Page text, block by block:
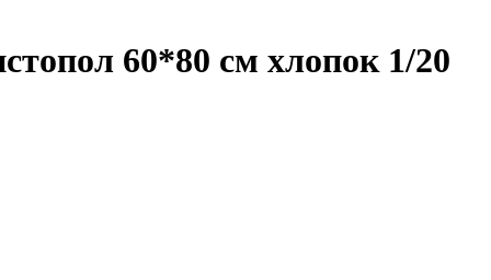
60*80 см хлопок 1/20